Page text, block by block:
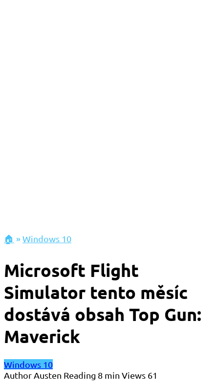
🏠 »Windows 10
Microsoft Flight
Simulator tento měsíc
dostává obsah Top Gun:
Maverick
Windows 10
AuthorAusten Reading 8 min Views 61